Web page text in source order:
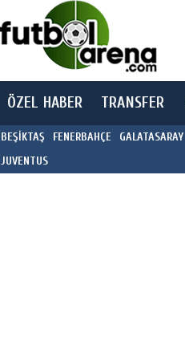
ÖZEL HABER TRANSFER
BEŞİKTAŞ FENERBAHÇE GALATASARAY
JUVENTUS